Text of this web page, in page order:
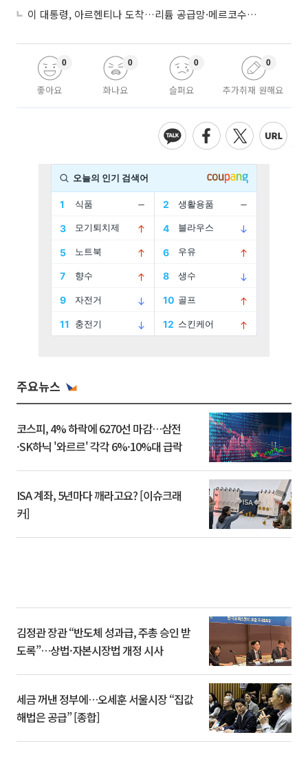
이 대통령, 아르헨티나 도착…리튬 공급망·메르코수르 협력 논의
좋아요
0
화나요
0
슬퍼요
0
추가취재 원해요
0
주요뉴스
코스피, 4% 하락에 6270선 마감…삼전
·SK하닉 '와르르' 각각 6%·10%대 급락
ISA 계좌, 5년마다 깨라고요? [이슈크래
커]
김정관 장관 “반도체 성과급, 주총 승인 받
도록”…상법·자본시장법 개정 시사
세금 꺼낸 정부에…오세훈 서울시장 “집값
해법은 공급” [종합]